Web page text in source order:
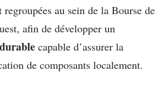
au sein de la Bourse de
afin de développer un
capable d’assurer la
de composants localement.